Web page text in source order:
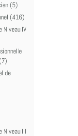
(5)
(416)
Niveau IV
de
Niveau III